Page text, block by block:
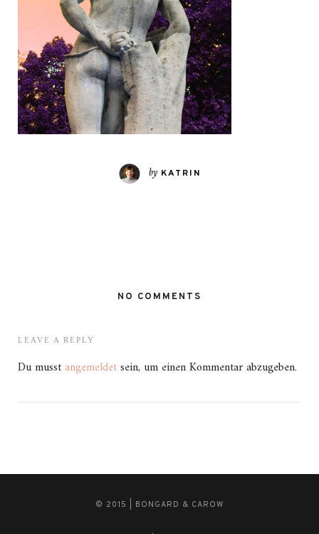
by KATRIN
NO COMMENTS
LEAVE A REPLY
Du musst angemeldetsein, um einen Kommentar abzugeben.
© 2015 | BONGARD & CAROW